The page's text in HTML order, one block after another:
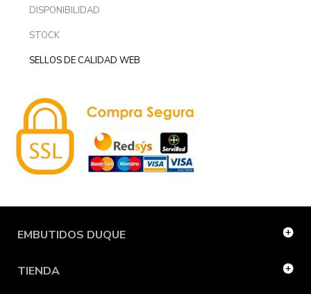
DISPONIBILIDAD
STOCK
SELLOS DE CALIDAD WEB
EMBUTIDOS DUQUE
TIENDA